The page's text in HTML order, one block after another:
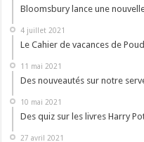
Bloomsbury lance une
4 juillet 2021
Le Cahier de vacances de
11 mai 2021
Des nouveautés sur notre
10 mai 2021
Des quiz sur les livres Harry
27 avril 2021